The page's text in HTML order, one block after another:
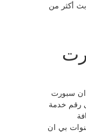
بث أكثر من
سبورت
رقم خدمة
بي ان